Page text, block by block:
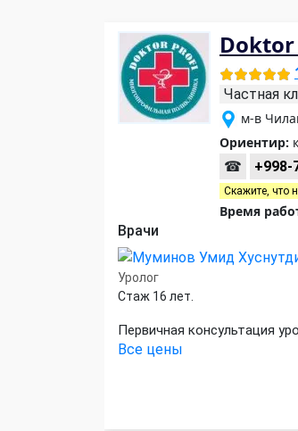
Частная
м-в
Ориентир:
☎
+998-
Скажите, что
Время
Врачи
Уролог
Стаж 16 лет.
Первичная консультация
Все цены